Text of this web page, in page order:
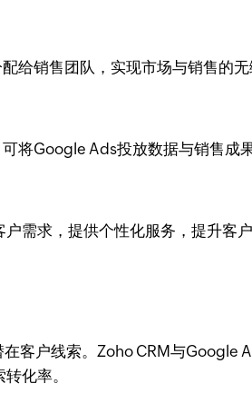
给销售团队，实现市场与销售的
将Google Ads投放数据与销售成
需求，提供个性化服务，提升客户
客户线索。Zoho CRM与
化率。